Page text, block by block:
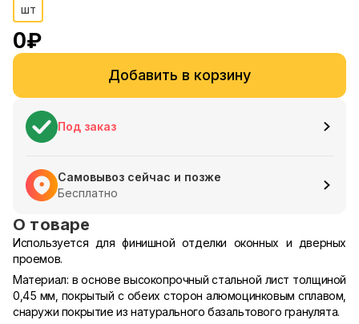
шт
0₽
Добавить в корзину
Под заказ
Самовывоз сейчас и позже
Бесплатно
О товаре
Используется для финишной отделки оконных и дверных
проемов.
Материал: в основе высокопрочный стальной лист толщиной
0,45 мм, покрытый с обеих сторон алюмоцинковым сплавом,
снаружи покрытие из натурального базальтового гранулята.